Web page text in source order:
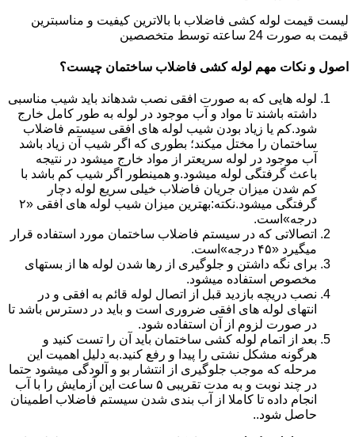
لیست قیمت لوله کشی فاضلاب با بالاترین کیفیت و مناسبترین
قیمت به صورت 24 ساعته توسط متخصصین
اصول و نکات مهم لوله کشی فاضلاب ساختمان چیست؟
لوله هایی که به صورت افقی نصب شدهاند باید شیب مناسبی
داشته باشند تا مواد و آب موجود در لوله به طور کامل خارج
شود.کم یا زیاد بودن شیب لوله های افقی سیستم فاضلاب
ساختمان را مختل میکند؛ بطوری که اگر شیب آن زیاد باشد
آب موجود در لوله سریعتر از مواد خارج میشود در نتیجه
باعث گرفتگی لوله میشود.و همینطور اگر شیب کم باشد با
کم شدن میزان جریان فاضلاب خیلی سریع لوله دچار
گرفتگی میشود.نکته:بهترین میزان شیب لوله های افقی «۲
درجه»است.
اتصالاتی که در سیستم فاضلاب ساختمان مورد استفاده قرار
میگیرد «۴۵ درجه»است.
برای نگه داشتن و جلوگیری از رها شدن لوله ها از بستهای
مخصوص استفاده میشود.
نصب دریچه بازدید قبل از اتصال لوله قائم به افقی و در
انتهای لوله های افقی ضروری است و باید در دسترس باشد تا
در صورت لزوم از آن استفاده شود.
بعد از اتمام لوله کشی ساختمان باید آن را تست کنید و
هرگونه مشکل نشتی را پیدا و رفع کنید.به دلیل اهمیت این
مرحله که موجب جلوگیری از انتشار بو و آلودگی میشود حتما
در چند نوبت و به مدت تقریبی ۵ ساعت این آزمایش را با آب
انجام داده تا کاملا از آب بندی شدن سیستم فاضلاب اطمینان
حاصل شود..